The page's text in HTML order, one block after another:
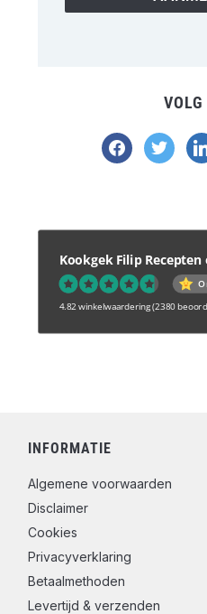
VOLG
facebook
twitter
Kookgek Filip Recepten
4.82 winkelwaardering(2380
INFORMATIE
Algemene voorwaarden
Disclaimer
Cookies
Privacyverklaring
Betaalmethoden
Levertijd & verzenden